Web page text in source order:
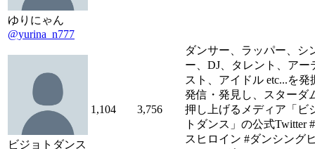
ゆりにゃん
@yurina_n777
ビジョトダンス
1,104 3,756
ダンサー、ラッパー、シ
ー、DJ、タレント、アー
スト、アイドル etc...を発
発信・発見し、スターダ
押し上げるメディア「ビ
トダンス」の公式Twitter
スヒロイン #ダンシング